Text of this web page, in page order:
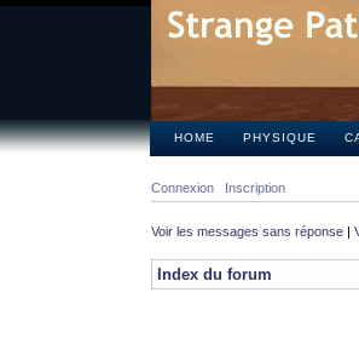
HOME PHYSIQUE
Connexion Inscription
Voir les messages sans réponse |
Index du forum